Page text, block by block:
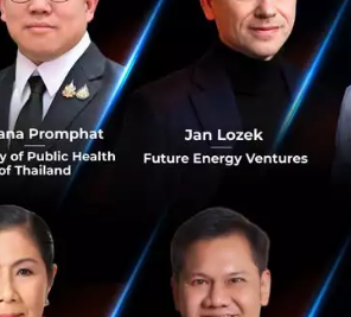
ร Space-F ซึ่งเป็น
ไทยยูเนี่ยน กรุ๊ป จำกัด